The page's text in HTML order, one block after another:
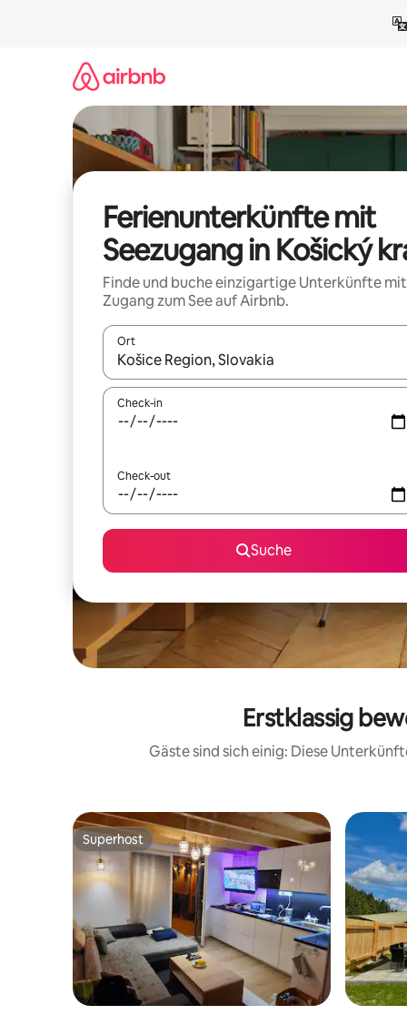
Ferienunterkünfte mit
Seezugang in Košický
Finde und buche einzigartige Unterkünfte mit
Zugang zum See auf Airbnb.
Ort
Wenn Ergebnisse verfügbar sind, navigiere mit
Check-in
Check-out
Suche
Erstklassig
Gäste sind sich einig: Diese
Superhost
Superhost